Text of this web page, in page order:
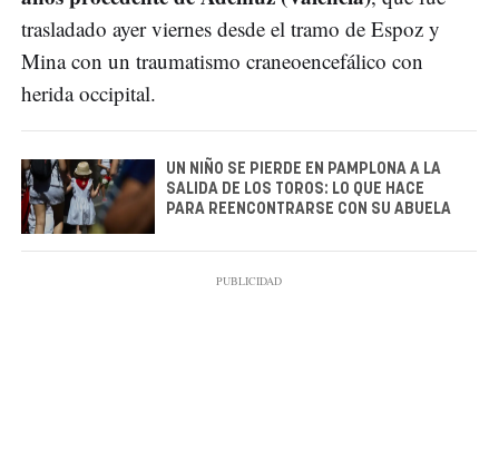
trasladado ayer viernes desde el tramo de Espoz y
Mina con un traumatismo craneoencefálico con
herida occipital.
UN NIÑO SE PIERDE EN PAMPLONA A LA
SALIDA DE LOS TOROS: LO QUE HACE
PARA REENCONTRARSE CON SU ABUELA